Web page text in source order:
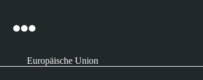
Europäische Union